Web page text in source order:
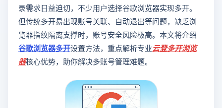
录需求日益迫切，不少用户选择谷歌浏览器实现多开。
但传统多开易出现账号关联、自动退出等问题，缺乏浏
览器指纹隔离支撑时，账号安全风险极高。本文将介绍
谷歌浏览器多开设置方法，重点解析专业云登多开浏览
器核心优势，助你解决多账号管理难题。